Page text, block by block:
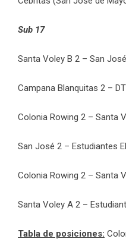
Sub 17
Santa Voley B 2 – San
Campana Blanquitas 2 –
Colonia Rowing 2 – Santa
San José 2 – Estudiantes
Colonia Rowing 2 – Santa
Santa Voley A 2 –
Tabla de posiciones: